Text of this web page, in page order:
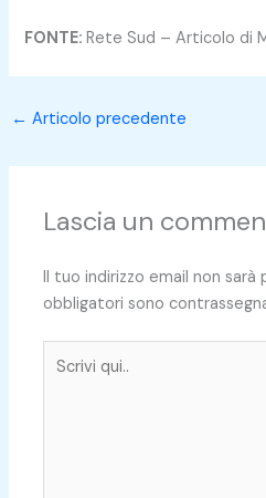
FONTE:Rete Sud – Articolo di
← Articolo precedente
Lascia un
Il tuo indirizzo email non sarà
obbligatori sono